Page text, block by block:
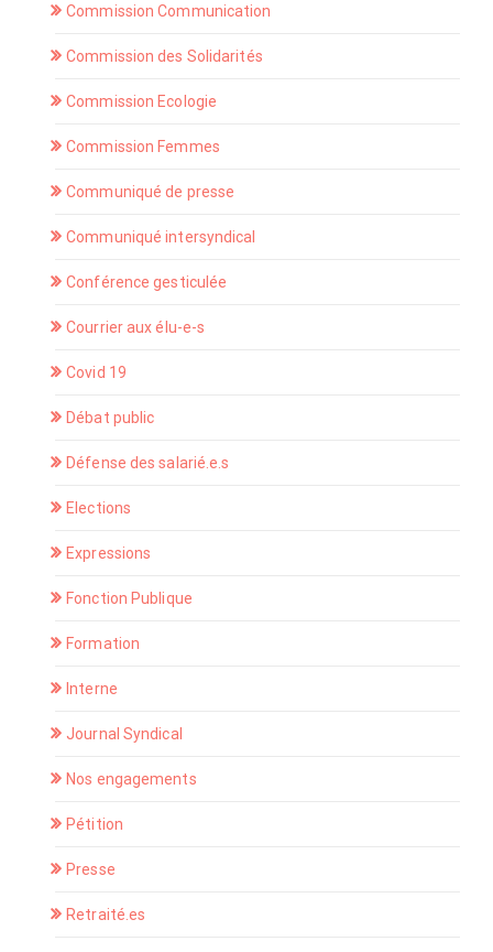
Commission Communication
Commission des Solidarités
Commission Ecologie
Commission Femmes
Communiqué de presse
Communiqué intersyndical
Conférence gesticulée
Courrier aux élu-e-s
Covid 19
Débat public
Défense des salarié.e.s
Elections
Expressions
Fonction Publique
Formation
Interne
Journal Syndical
Nos engagements
Pétition
Presse
Retraité.es